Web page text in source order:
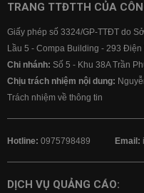
TRANG TTĐTTH CỦA
Giấy phép số 3324/GP-TTĐT do
Lầu 5 - Compa Building - 293
Chi nhánh: Số 5 - Khu 38A Trần
Chịu trách nhiệm nội dung:
Trách nhiệm về thông tin
Hotline: 0975798489 Email:
DỊCH VỤ QUẢNG CÁO: